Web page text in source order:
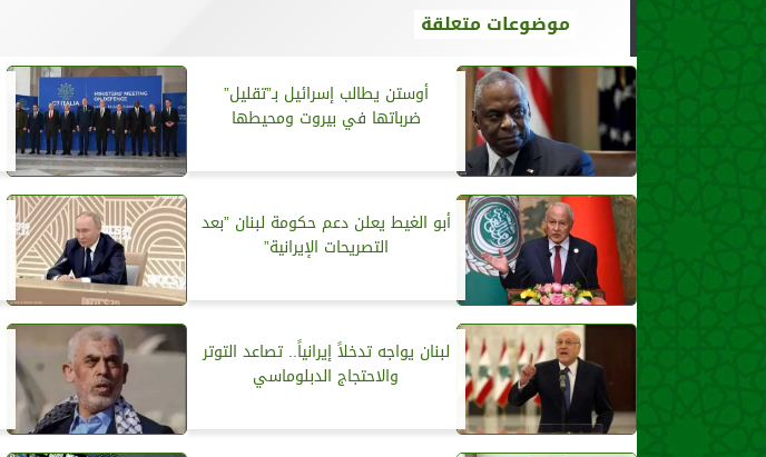
موضوعات متعلقة
أوستن يطالب إسرائيل بـ”تقليل”
ضرباتها في بيروت ومحيطها
أبو الغيط يعلن دعم حكومة لبنان ”بعد
التصريحات الإيرانية”
لبنان يواجه تدخلاً إيرانياً.. تصاعد التوتر
والاحتجاج الدبلوماسي